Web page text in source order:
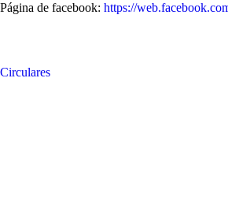
Página de facebook: https://
Circulares